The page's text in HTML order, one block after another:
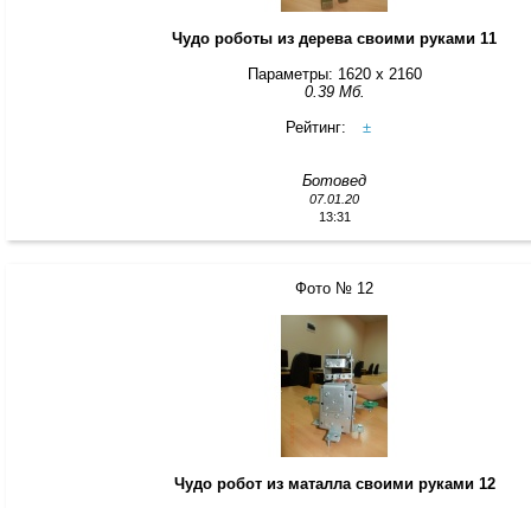
Чудо роботы из дерева своими руками 11
Параметры: 1620 x 2160
0.39 Мб.
Рейтинг:
±
Ботовед
07.01.20
13:31
Фото № 12
Чудо робот из маталла своими руками 12